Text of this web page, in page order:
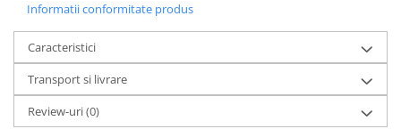
Informatii conformitate produs
Caracteristici
Transport si livrare
Review-uri(0)